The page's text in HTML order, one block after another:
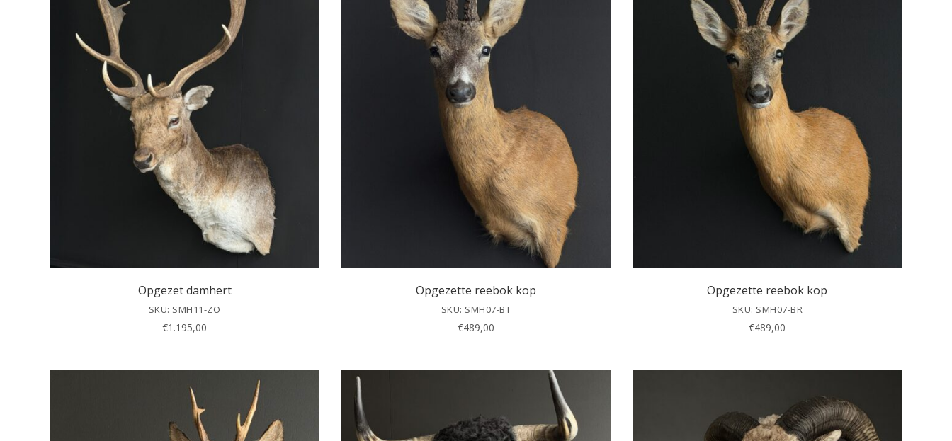
Opgezet damhert
SKU: SMH11-ZO
€1.195,00
Opgezette reebok kop
SKU: SMH07-BT
€489,00
Opgezette reebok kop
SKU: SMH07-BR
€489,00